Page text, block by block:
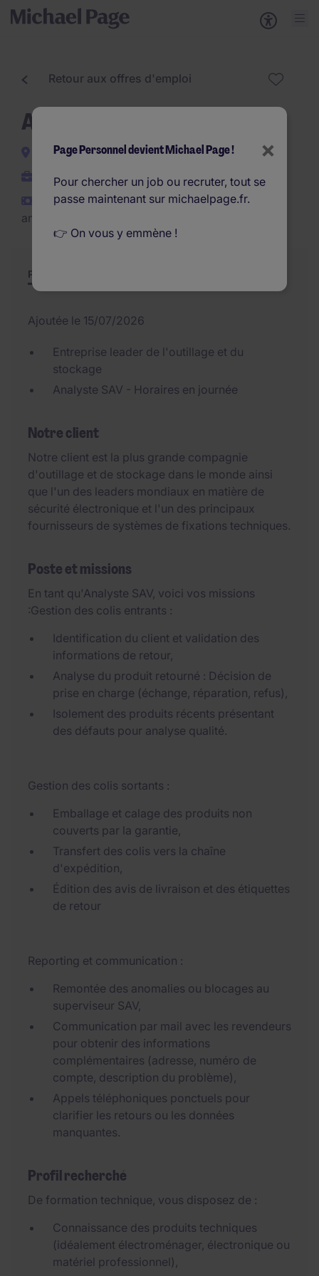
Retour aux offres d'emploi
Analyste SAV (F/H)
Morangis
Interim
€25.200 - €26.000 par
an
Poste et missions
Ajoutée le 15/07/2026
Entreprise leader de l'outillage et du
stockage
Analyste SAV - Horaires en journée
Notre client
Notre client est la plus grande compagnie
d'outillage et de stockage dans le monde ainsi
que l'un des leaders mondiaux en matière de
sécurité électronique et l'un des principaux
fournisseurs de systèmes de fixations techniques.
Poste et missions
En tant qu'Analyste SAV, voici vos missions
:Gestion des colis entrants :
Identification du client et validation des
informations de retour,
Analyse du produit retourné : Décision de
prise en charge (échange, réparation, refus),
Isolement des produits récents présentant
des défauts pour analyse qualité.
Gestion des colis sortants :
Emballage et calage des produits non
couverts par la garantie,
Transfert des colis vers la chaîne
d'expédition,
Édition des avis de livraison et des étiquettes
de retour
Reporting et communication :
Remontée des anomalies ou blocages au
superviseur SAV,
Communication par mail avec les revendeurs
pour obtenir des informations
complémentaires (adresse, numéro de
compte, description du problème),
Appels téléphoniques ponctuels pour
clarifier les retours ou les données
manquantes.
Profil recherché
De formation technique, vous disposez de :
Connaissance des produits techniques
(idéalement électroménager, électronique ou
matériel professionnel),
×
Page Personnel devient Michael Page !
Pour chercher un job ou recruter, tout se
passe maintenant sur michaelpage.fr.
👉 On vous y emmène !